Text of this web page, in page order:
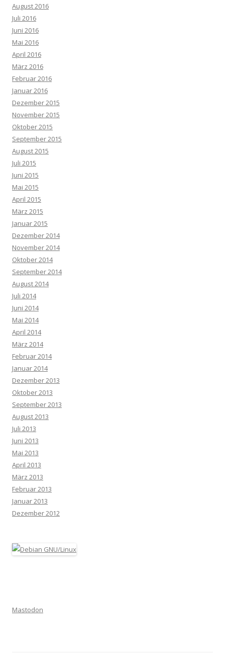
August 2016
Juli 2016
Juni 2016
Mai 2016
April 2016
März 2016
Februar 2016
Januar 2016
Dezember 2015
November 2015
Oktober 2015
September 2015
August 2015
Juli 2015
Juni 2015
Mai 2015
April 2015
März 2015
Januar 2015
Dezember 2014
November 2014
Oktober 2014
September 2014
August 2014
Juli 2014
Juni 2014
Mai 2014
April 2014
März 2014
Februar 2014
Januar 2014
Dezember 2013
Oktober 2013
September 2013
August 2013
Juli 2013
Juni 2013
Mai 2013
April 2013
März 2013
Februar 2013
Januar 2013
Dezember 2012
Mastodon